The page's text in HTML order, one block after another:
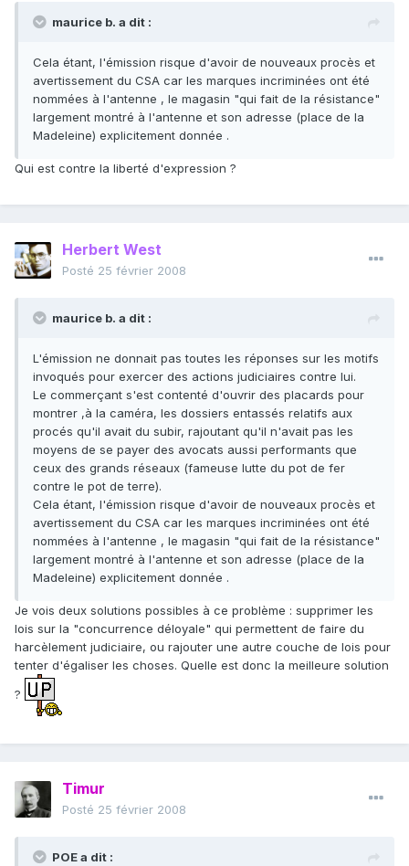
maurice b. a dit :
Cela étant, l'émission risque d'avoir de nouveaux procès et
avertissement du CSA car les marques incriminées ont été
nommées à l'antenne , le magasin "qui fait de la résistance"
largement montré à l'antenne et son adresse (place de la
Madeleine) explicitement donnée .
Qui est contre la liberté d'expression ?
Herbert West
Posté 25 février 2008
maurice b. a dit :
L'émission ne donnait pas toutes les réponses sur les motifs
invoqués pour exercer des actions judiciaires contre lui.
Le commerçant s'est contenté d'ouvrir des placards pour
montrer ,à la caméra, les dossiers entassés relatifs aux
procés qu'il avait du subir, rajoutant qu'il n'avait pas les
moyens de se payer des avocats aussi performants que
ceux des grands réseaux (fameuse lutte du pot de fer
contre le pot de terre).
Cela étant, l'émission risque d'avoir de nouveaux procès et
avertissement du CSA car les marques incriminées ont été
nommées à l'antenne , le magasin "qui fait de la résistance"
largement montré à l'antenne et son adresse (place de la
Madeleine) explicitement donnée .
Je vois deux solutions possibles à ce problème : supprimer les
lois sur la "concurrence déloyale" qui permettent de faire du
harcèlement judiciaire, ou rajouter une autre couche de lois pour
tenter d'égaliser les choses. Quelle est donc la meilleure solution
?
Timur
Posté 25 février 2008
POE a dit :